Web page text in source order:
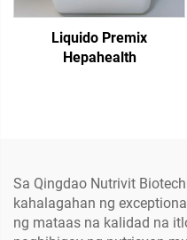
Liquido Premix
Hepahealth
Sa Qingdao Nutrivit
kahalagahan ng
ng mataas na kalidad na